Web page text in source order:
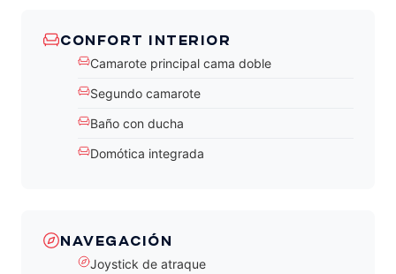
CONFORT INTERIOR
Camarote principal cama doble
Segundo camarote
Baño con ducha
Domótica integrada
NAVEGACIÓN
Joystick de atraque